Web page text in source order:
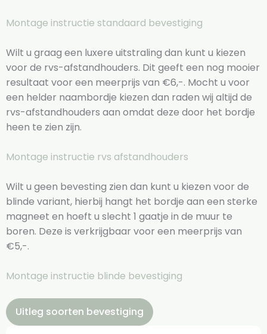
Montage instructie standaard bevestiging
Wilt u graag een luxere uitstraling dan kunt u kiezen
voor de rvs-afstandhouders. Dit geeft een nog mooier
resultaat voor een meerprijs van €6,-. Mocht u voor
een helder naambordje kiezen dan raden wij altijd de
rvs-afstandhouders aan omdat deze door het bordje
heen te zien zijn.
Montage instructie rvs afstandhouders
Wilt u geen bevesting zien dan kunt u kiezen voor de
blinde variant, hierbij hangt het bordje aan een sterke
magneet en hoeft u slecht 1 gaatje in de muur te
boren. Deze is verkrijgbaar voor een meerprijs van
€5,-.
Montage instructie blinde bevestiging
Uitleg soorten bevestiging